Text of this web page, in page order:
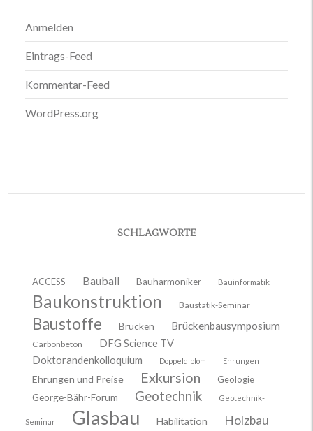
Anmelden
Eintrags-Feed
Kommentar-Feed
WordPress.org
SCHLAGWORTE
ACCESS Bauball Bauharmoniker Bauinformatik
Baukonstruktion Baustatik-Seminar
Baustoffe Brücken Brückenbausymposium
Carbonbeton
DFG Science TV
Doktorandenkolloquium
Doppeldiplom Ehrungen
Ehrungen und Preise Exkursion
Geologie
George-Bähr-Forum
Geotechnik Geotechnik-
Seminar Glasbau Habilitation Holzbau